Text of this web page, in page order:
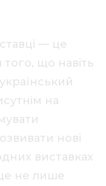
— це
що навіть
на
нові
виставках
не лише